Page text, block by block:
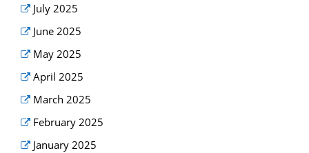
July 2025
June 2025
May 2025
April 2025
March 2025
February 2025
January 2025